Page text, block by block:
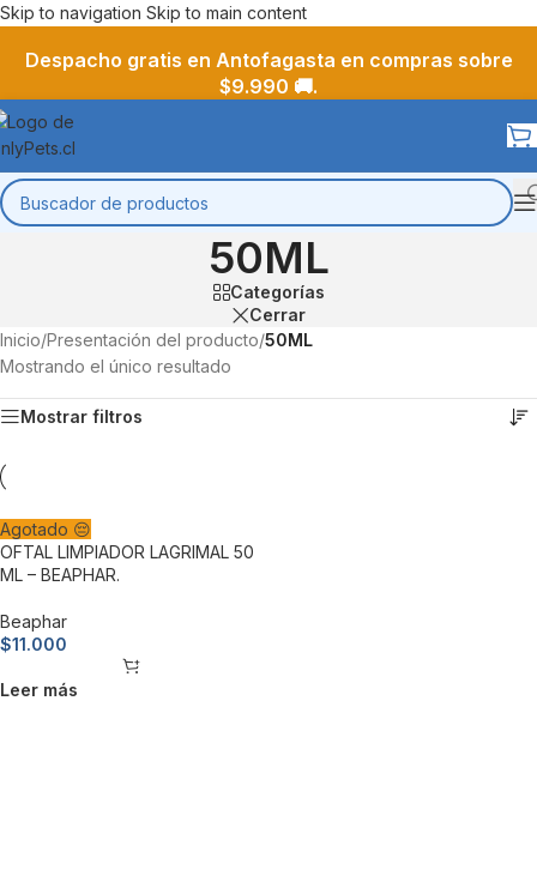
Skip to navigation Skip to main content
Despacho gratis en Antofagasta en compras sobre
$9.990 🚚.
50ML
Categorías
Cerrar
Inicio/Presentación del producto/50ML
Mostrando el único resultado
Mostrar filtros
Agotado 😔
OFTAL LIMPIADOR LAGRIMAL 50
ML – BEAPHAR.
Beaphar
$11.000
Leer más